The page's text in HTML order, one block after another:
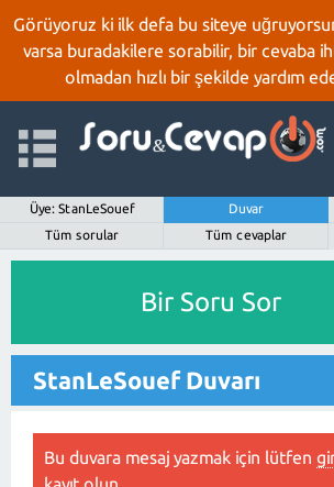
Görüyoruz ki ilk defa bu siteye
varsa buradakilere sorabilir, bir cevaba
olmadan hızlı bir şekilde yardım
Üye: StanLeSouef Duvar
Tüm sorular
Tüm cevaplar
Bir Soru Sor
StanLeSouef Duvarı
Bu duvara mesaj yazmak için lütfen